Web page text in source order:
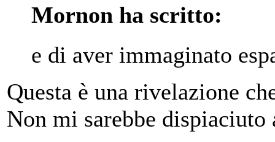
Mornon ha scritto:
e di aver immaginato
Questa è una rivelazione
Non mi sarebbe